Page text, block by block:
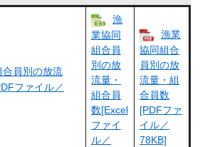
合員別の放流
ファイル／
漁
業協同
組合員
別の放
流量・
組合員
数[Excel
ファイ
ル／
漁業
協同組合
員別の放
流量・組
合員数
[PDFファ
イル／
78KB]